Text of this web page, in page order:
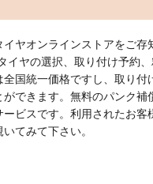
イヤオンラインストアをご存
イヤの選択、取り付け予約
国統一価格ですし、取り付
ができます。無料のパンク補
ービスです。利用されたお客
てみて下さい。